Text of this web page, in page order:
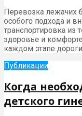
Перевозка лежачих
особого подхода и
транспортировка из
здоровье и
каждом этапе
Публикации
Когда
детского